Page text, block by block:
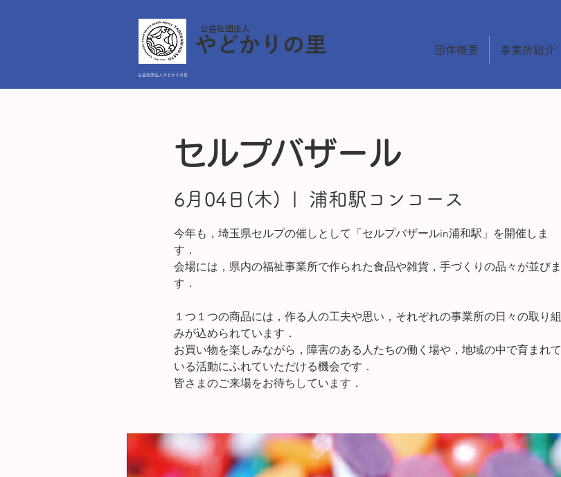
やどかりの里
公益社団法人
団体概要 事業所紹介
公益社団法人やどかりの里
セルプバザール
6月04日(木)
  |
浦和駅コンコース
今年も，埼玉県セルプの催しとして「セルプバザールin浦和駅」を開催しま
す．
会場には，県内の福祉事業所で作られた食品や雑貨，手づくりの品々が並びま
す．
１つ１つの商品には，作る人の工夫や思い，それぞれの事業所の日々の取り組
みが込められています．
お買い物を楽しみながら，障害のある人たちの働く場や，地域の中で育まれて
いる活動にふれていただける機会です．
皆さまのご来場をお待ちしています．